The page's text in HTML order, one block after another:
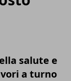
salute e
a turno